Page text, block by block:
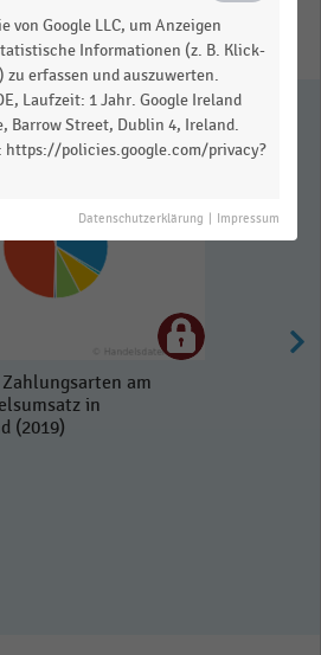
Statistik
am
in
(2019)
von Google LLC, um Anzeigen
Informationen (z. B. Klick-
zu erfassen und auszuwerten.
Laufzeit: 1 Jahr. Google Ireland
Barrow Street, Dublin 4, Ireland.
https://policies.google.com/privacy?
Datenschutzerklärung Impressum